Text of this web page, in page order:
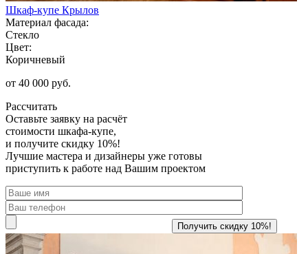
Шкаф-купе Крылов
Материал фасада:
Стекло
Цвет:
Коричневый
от 40 000 руб.
Рассчитать
Оставьте заявку на расчёт
стоимости шкафа-купе,
и получите скидку 10%!
Лучшие мастера и дизайнеры уже готовы
приступить к работе над Вашим проектом